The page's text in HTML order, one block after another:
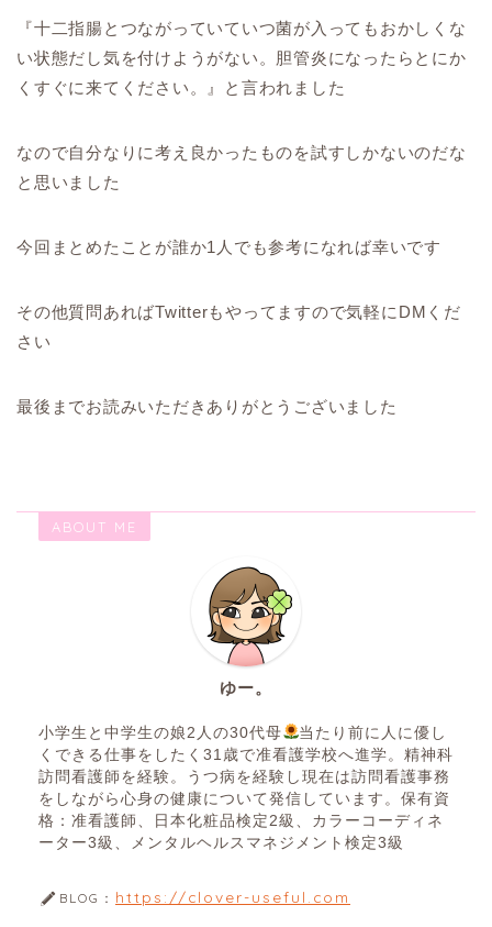
『十二指腸とつながっていていつ菌が入ってもおかしくな
い状態だし気を付けようがない。胆管炎になったらとにか
くすぐに来てください。』と言われました
なので自分なりに考え良かったものを試すしかないのだな
と思いました
今回まとめたことが誰か1人でも参考になれば幸いです
その他質問あればTwitterもやってますので気軽にDMくだ
さい
最後までお読みいただきありがとうございました
ABOUT ME
ゆー。
小学生と中学生の娘2人の30代母
当たり前に人に優し
くできる仕事をしたく31歳で准看護学校へ進学。精神科
訪問看護師を経験。うつ病を経験し現在は訪問看護事務
をしながら心身の健康について発信しています。保有資
格：准看護師、日本化粧品検定2級、カラーコーディネ
ーター3級、メンタルヘルスマネジメント検定3級
BLOG： https://clover-useful.com